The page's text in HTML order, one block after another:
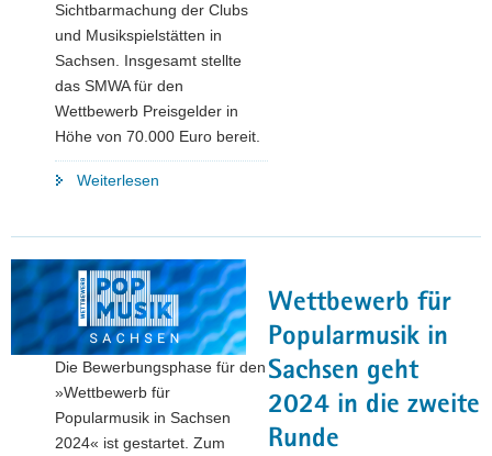
Sichtbarmachung der Clubs
und Musikspielstätten in
Sachsen. Insgesamt stellte
das SMWA für den
Wettbewerb Preisgelder in
Höhe von 70.000 Euro bereit.
Weiterlesen
und
Preisträger
des
Wettbewerbs
Popularmusik
aus "
Wettbewerb für
Popularmusik in
Sachsen geht
2024 in die zweite
Runde
Die Bewerbungsphase für den
»Wettbewerb für
Popularmusik in Sachsen
2024« ist gestartet. Zum